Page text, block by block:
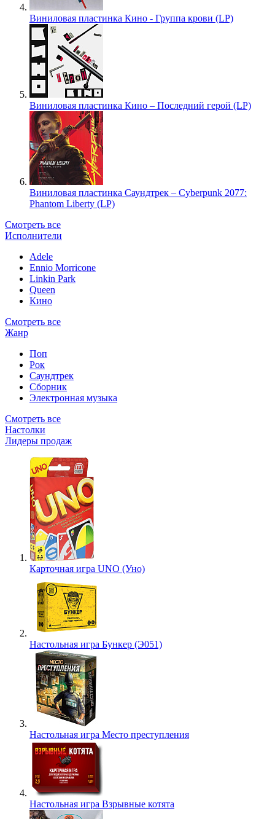
Виниловая пластинка Кино - Группа крови (LP)
Виниловая пластинка Кино – Последний герой (LP)
Виниловая пластинка Саундтрек – Cyberpunk 2077:
Phantom Liberty (LP)
Смотреть все
Исполнители
Adele
Ennio Morricone
Linkin Park
Queen
Кино
Смотреть все
Жанр
Поп
Рок
Саундтрек
Сборник
Электронная музыка
Смотреть все
Настолки
Лидеры продаж
Карточная игра UNO (Уно)
Настольная игра Бункер (Э051)
Настольная игра Место преступления
Настольная игра Взрывные котята